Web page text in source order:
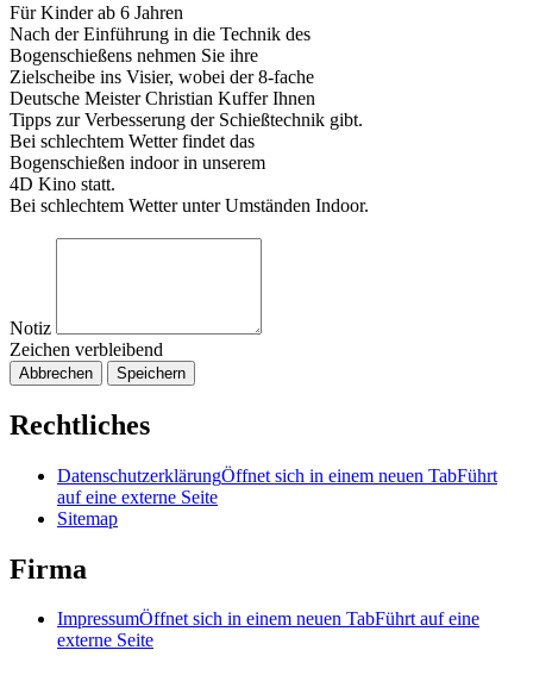
Für Kinder ab 6 Jahren
Nach der Einführung in die Technik des
Bogenschießens nehmen Sie ihre
Zielscheibe ins Visier, wobei der 8-fache
Deutsche Meister Christian Kuffer Ihnen
Tipps zur Verbesserung der Schießtechnik gibt.
Bei schlechtem Wetter findet das
Bogenschießen indoor in unserem
4D Kino statt.
Bei schlechtem Wetter unter Umständen Indoor.
Notiz
Zeichen verbleibend
Abbrechen Speichern
Rechtliches
DatenschutzerklärungÖffnet sich in einem neuen TabFührt
auf eine externe Seite
Sitemap
Firma
ImpressumÖffnet sich in einem neuen TabFührt auf eine
externe Seite